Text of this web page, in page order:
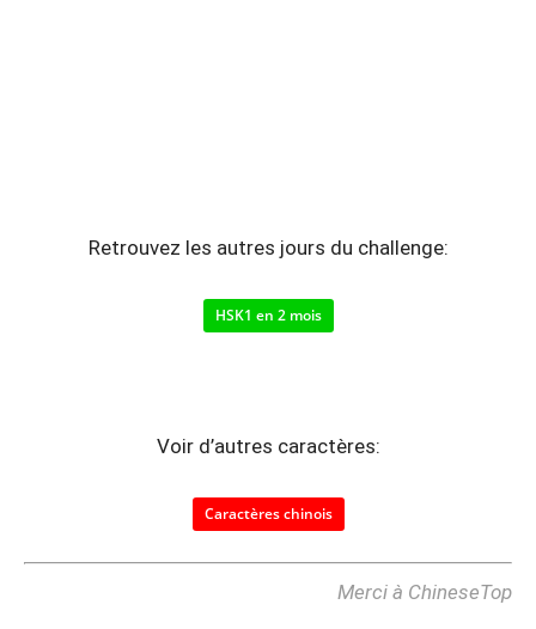
Retrouvez les autres jours du challenge:
HSK1 en 2 mois
Voir d’autres caractères:
Caractères chinois
Merci à ChineseTop